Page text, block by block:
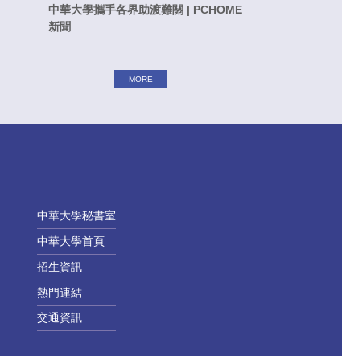
中華大學攜手各界助渡難關 | PCHOME
新聞
MORE
中華大學秘書室
中華大學首頁
招生資訊
熱門連結
交通資訊